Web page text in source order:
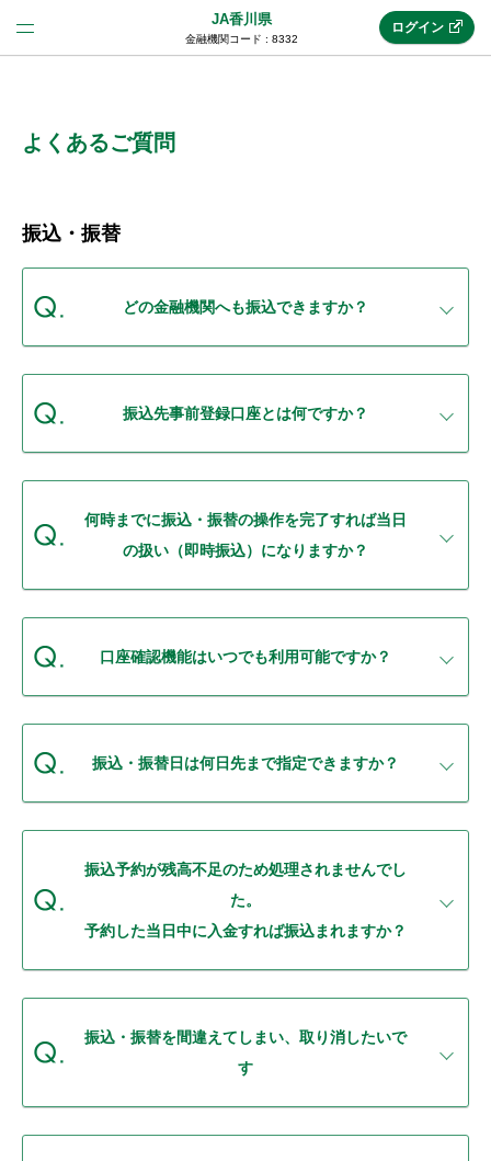
JA香川県
金融機関コード : 8332
(法人JAネットバンク)
JAネットバンクトップ
セキュリティ
困った時は
ログイン
よくあるご質問
振込・振替
どの金融機関へも振込できますか？
振込先事前登録口座とは何ですか？
何時までに振込・振替の操作を完了すれば当日
の扱い（即時振込）になりますか？
口座確認機能はいつでも利用可能ですか？
振込・振替日は何日先まで指定できますか？
振込予約が残高不足のため処理されませんでし
た。
予約した当日中に入金すれば振込まれますか？
振込・振替を間違えてしまい、取り消したいで
す